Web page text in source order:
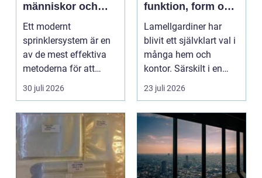
människor och
verksamhet
Ett modernt
sprinklersystem är en
av de mest effektiva
metoderna för att
begränsa brandskador.
30 juli 2026
funktion, form och
smart solskydd
Lamellgardiner har
blivit ett självklart val i
många hem och
kontor. Särskilt i en
stad som Stockhol...
23 juli 2026